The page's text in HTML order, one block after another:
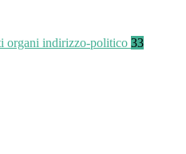
organi indirizzo-politico 33